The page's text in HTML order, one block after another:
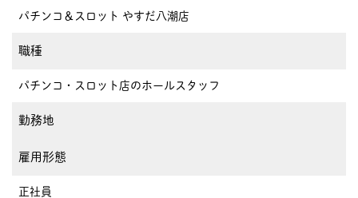
パチンコ＆スロット やすだ八潮店
職種
パチンコ・スロット店のホールスタッフ
勤務地
雇用形態
正社員